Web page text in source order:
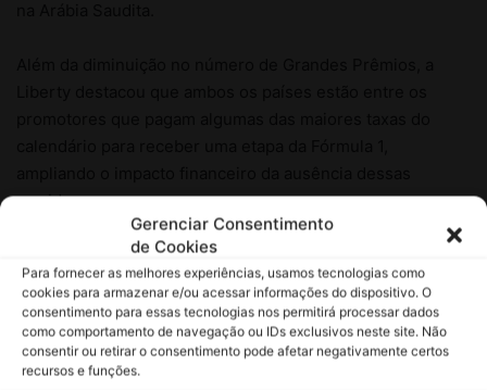
Gerenciar Consentimento
de Cookies
Para fornecer as melhores experiências, usamos tecnologias como
cookies para armazenar e/ou acessar informações do dispositivo. O
consentimento para essas tecnologias nos permitirá processar dados
como comportamento de navegação ou IDs exclusivos neste site. Não
consentir ou retirar o consentimento pode afetar negativamente certos
recursos e funções.